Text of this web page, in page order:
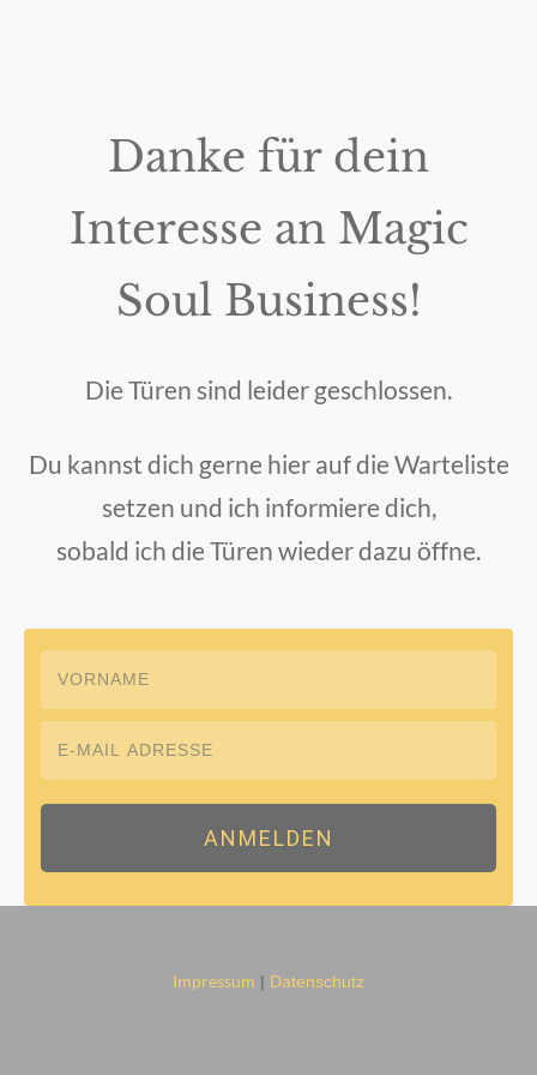
Danke für dein
Interesse an Magic
Soul Business!
Die Türen sind leider geschlossen.
Du kannst dich gerne hier auf die Warteliste
setzen und ich informiere dich,
sobald ich die Türen wieder dazu öffne.
ANMELDEN
Impressum | Datenschutz